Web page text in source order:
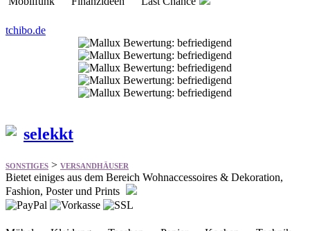
SONSTIGES> VERSANDHÄUSER
Bietet einiges aus dem Bereich Wohnaccessoires & Dekoration,
Möbel Kleidung Taschen Papier Kochen Technik